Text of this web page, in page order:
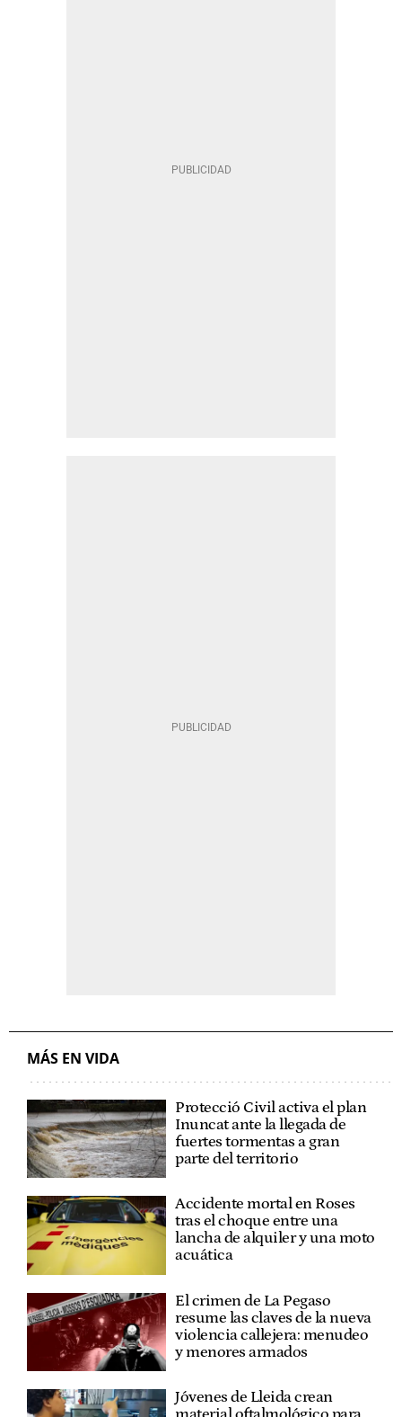
MÁS EN VIDA
Protecció Civil activa el plan
Inuncat ante la llegada de
fuertes tormentas a gran
parte del territorio
Accidente mortal en Roses
tras el choque entre una
lancha de alquiler y una moto
acuática
El crimen de La Pegaso
resume las claves de la nueva
violencia callejera: menudeo
y menores armados
Jóvenes de Lleida crean